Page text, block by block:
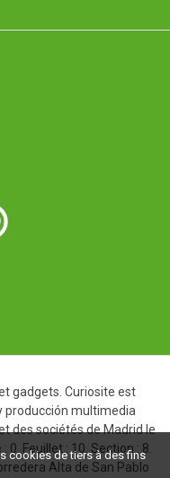
gadgets. Curiosite est
producción multimedia
des sociétés de Madrid le
Feuillet : 10. Section : 8.
Alta de San Pablo
cookies de tiers à des fins